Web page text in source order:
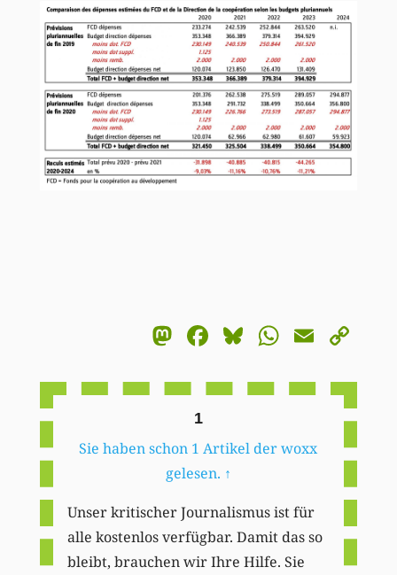
Mastodon
Facebook
BlueskyEmail
1
Sie haben schon 1 Artikel der woxx
gelesen. ↑
Unser kritischer Journalismus ist für
alle kostenlos verfügbar. Damit das so
bleibt, brauchen wir Ihre Hilfe. Sie